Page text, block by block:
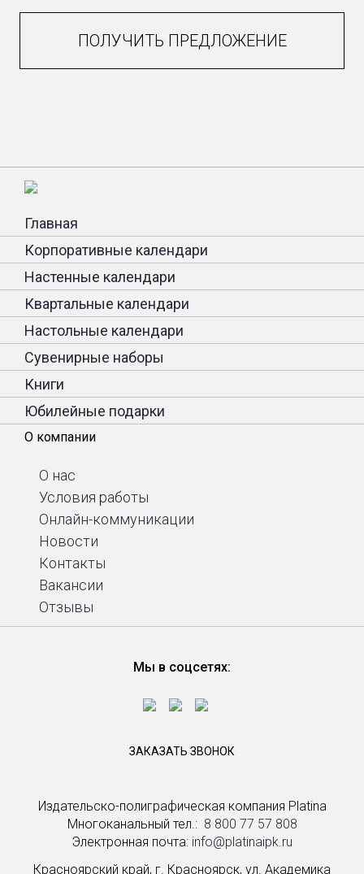
ПОЛУЧИТЬ ПРЕДЛОЖЕНИЕ
Издательско-полиграфическая компания Platina
Многоканальный тел.: ­ 8 800 77 57 808
Электронная почта: info@platinaipk.ru
Красноярский край, г. Красноярск, ул. Академика
Главная
Корпоративные календари
Настенные календари
Квартальные календари
Настольные календари
Сувенирные наборы
Книги
Юбилейные подарки
О компании
О нас
Условия работы
Онлайн-коммуникации
Новости
Контакты
Вакансии
Отзывы
Мы в соцсетях:
ЗАКАЗАТЬ ЗВОНОК